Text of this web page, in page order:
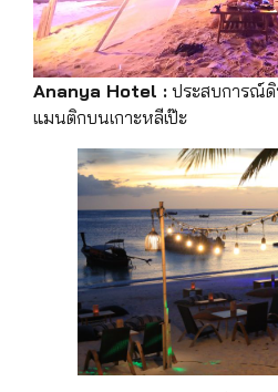
Ananya Hotel : ประสบการณ์ดิ
แมนติกบนเกาะหลีเป๊ะ